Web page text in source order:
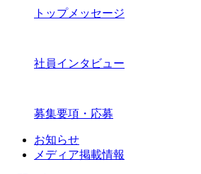
トップメッセージ
社員インタビュー
募集要項・応募
お知らせ
メディア掲載情報